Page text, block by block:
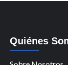
Quiénes